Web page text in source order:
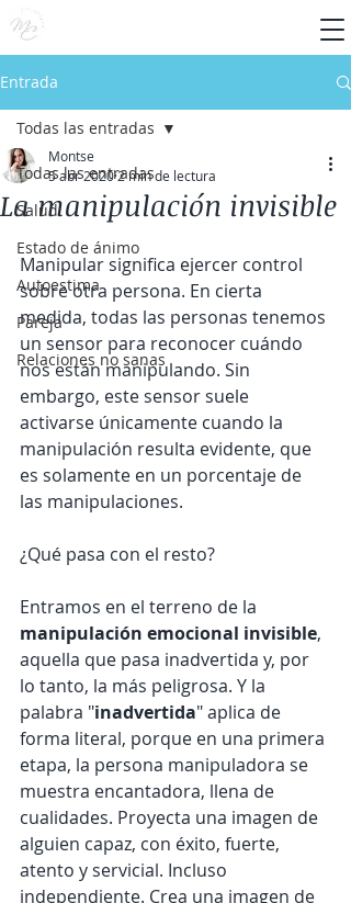
Entrada
Todas las entradas
Salud
Estado de ánimo
Autoestima
Pareja
Relaciones no sanas
Todas las entradas
La manipulación invisible
Montse
5 abr 20202 min de lectura
Manipular significa ejercer control
sobre otra persona. En cierta
medida, todas las personas tenemos
un sensor para reconocer cuándo
nos están manipulando. Sin
embargo, este sensor suele
activarse únicamente cuando la
manipulación resulta evidente, que
es solamente en un porcentaje de
las manipulaciones.
¿Qué pasa con el resto?
Entramos en el terreno de la
manipulación emocional invisible,
aquella que pasa inadvertida y, por
lo tanto, la más peligrosa. Y la
palabra "inadvertida" aplica de
forma literal, porque en una primera
etapa, la persona manipuladora se
muestra encantadora, llena de
cualidades. Proyecta una imagen de
alguien capaz, con éxito, fuerte,
atento y servicial. Incluso
independiente. Crea una imagen de